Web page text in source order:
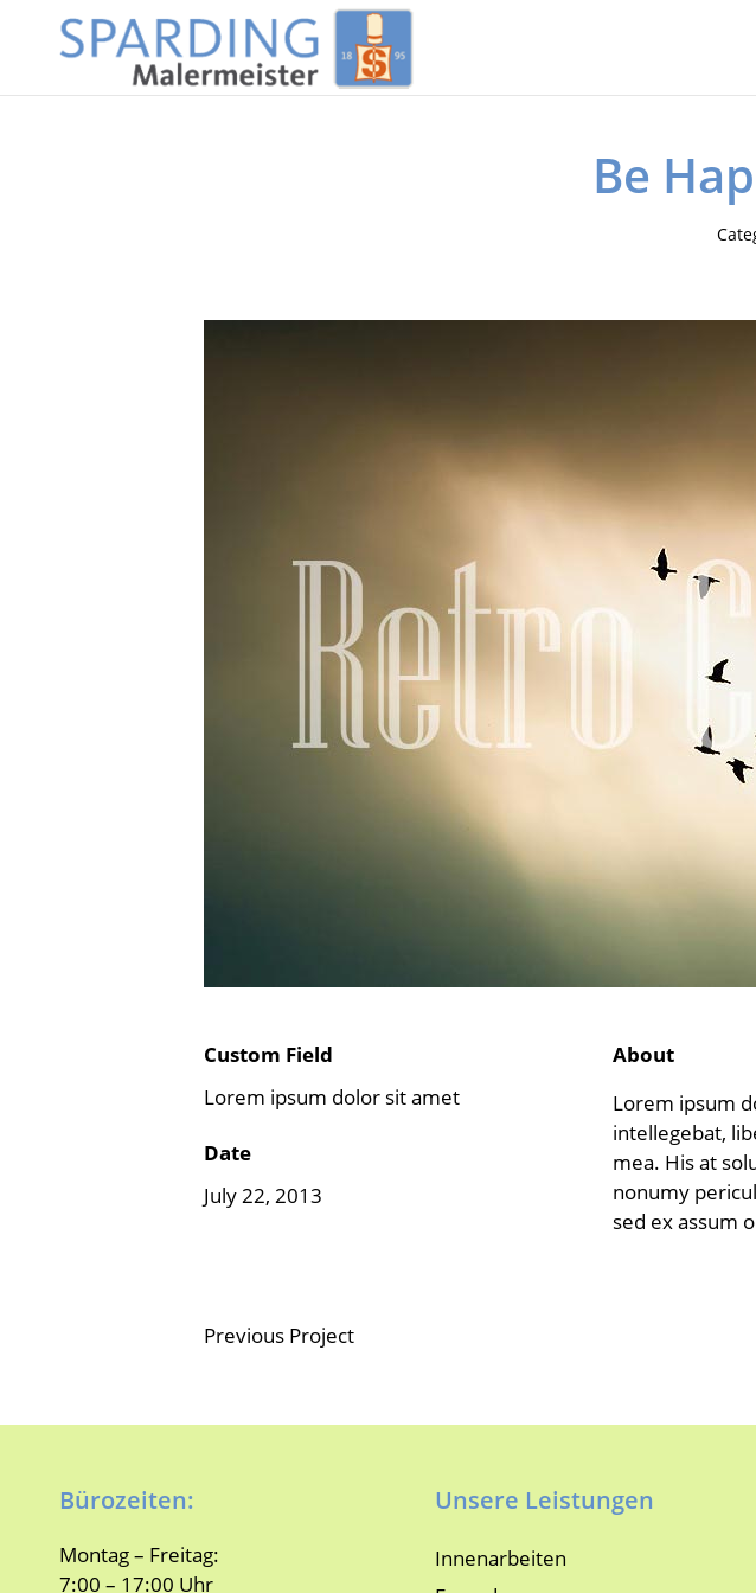
Be
Custom Field
Lorem ipsum dolor sit amet
Date
July 22, 2013
About
Lorem ipsum
intellegebat,
mea. His at
nonumy
sed ex assum
Previous Project
Bürozeiten:
Montag – Freitag:
7:00 – 17:00 Uhr
Unsere Leistungen
Innenarbeiten